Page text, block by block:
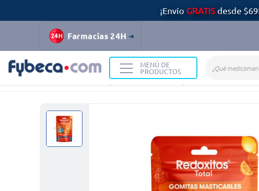
¡Envío GRATISdesde
Farmacias 24H
MENÚ DE
PRODUCTOS
Nutrición y Vitaminas Vitaminas y Minerales